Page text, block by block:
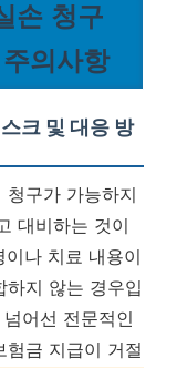
손 청구
의사항
크 및 대응 방
구가 가능하지
대비하는 것이
나 치료 내용이
지 않는 경우입
어선 전문적인
금 지급이 거절